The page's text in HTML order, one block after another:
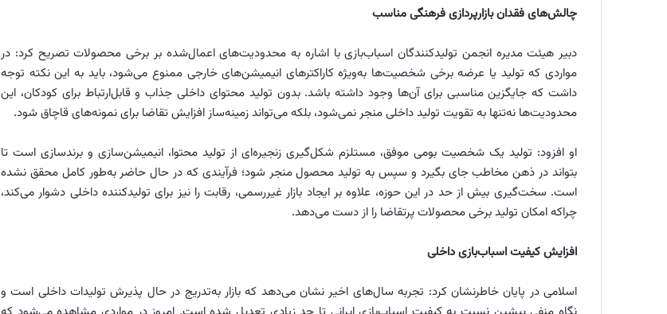
چالش‌های فقدان بازارپردازی فرهنگی مناسب
دبیر هیئت مدیره انجمن تولیدکنندگان اسباب‌بازی با اشاره به محدودیت‌های اعمال‌شده بر برخی محصولات تصریح کرد: در
مواردی که تولید یا عرضه برخی شخصیت‌ها به‌ویژه کاراکترهای انیمیشن‌های خارجی ممنوع می‌شود، باید به این نکته توجه
داشت که جایگزین مناسبی برای آن‌ها وجود داشته باشد. بدون تولید محتوای داخلی جذاب و قابل‌ارتباط برای کودکان، این
محدودیت‌ها نه‌تنها به تقویت تولید داخلی منجر نمی‌شود، بلکه می‌تواند زمینه‌ساز افزایش تقاضا برای نمونه‌های قاچاق شود.
او افزود: تولید یک شخصیت بومی موفق، مستلزم شکل‌گیری زنجیره‌ای از تولید محتوا، انیمیشن‌سازی و برندسازی است تا
بتواند در ذهن مخاطب جای بگیرد و سپس به تولید محصول منجر شود؛ فرآیندی که در حال حاضر به‌طور کامل محقق نشده
است. سخت‌گیری بیش از حد در این حوزه، علاوه بر ایجاد بازار غیررسمی، رقابت را نیز برای تولیدکننده داخلی دشوار می‌کند،
چراکه امکان تولید برخی محصولات پرتقاضا را از دست می‌دهد.
افزایش کیفیت اسباب‌بازی داخلی
اسلامی در پایان خاطرنشان کرد: تجربه سال‌های اخیر نشان می‌دهد که بازار به‌تدریج در حال پذیرش تولیدات داخلی است و